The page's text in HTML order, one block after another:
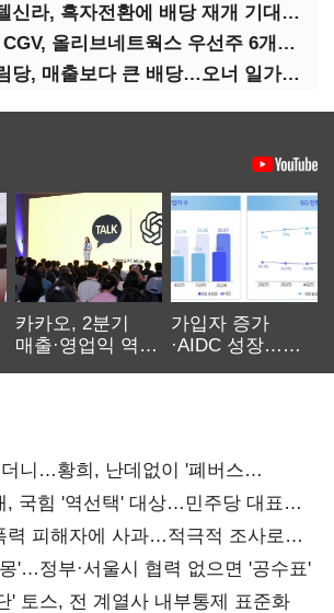
[IB토마토]호텔신라, 흑자전환에 배당 재개 기대감…삼성생명도 웃을까
[IB토마토]CJ CGV, 올리브네트웍스 우선주 6개월 만에 상환…왜?
[IB토마토]예림당, 매출보다 큰 배당…오너 일가에 절반 간다
카카오, 2분기
매출·영업익 역대
가입자 증가
·AIDC 성장…
니…황희, 난데없이 '폐버스
, 국힘 '역선택' 대상…민주당 대표로
력 피해자에 사과…적극적 조사로
'…정부·서울시 협력 없으면 '공수표'
' 토스, 전 계열사 내부통제 표준화